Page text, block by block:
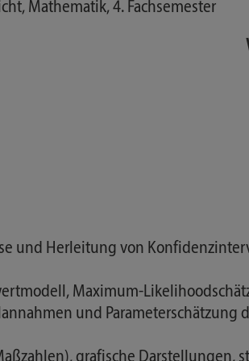
Mathematik, 4. Fachsemester
und Herleitung von
Maximum-
und Parameterschätzung